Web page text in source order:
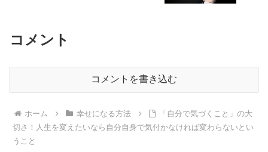
コメント
コメントを書き込む
ホーム 幸せになる方法
「自分で気づくこと」の大
切さ！人生を変えたいなら自分自身で気付かなければ変わらないとい
うこと